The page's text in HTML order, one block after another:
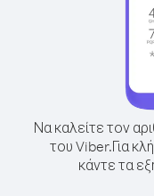
Να καλείτε τον
του Viber.Για
κάντε τα